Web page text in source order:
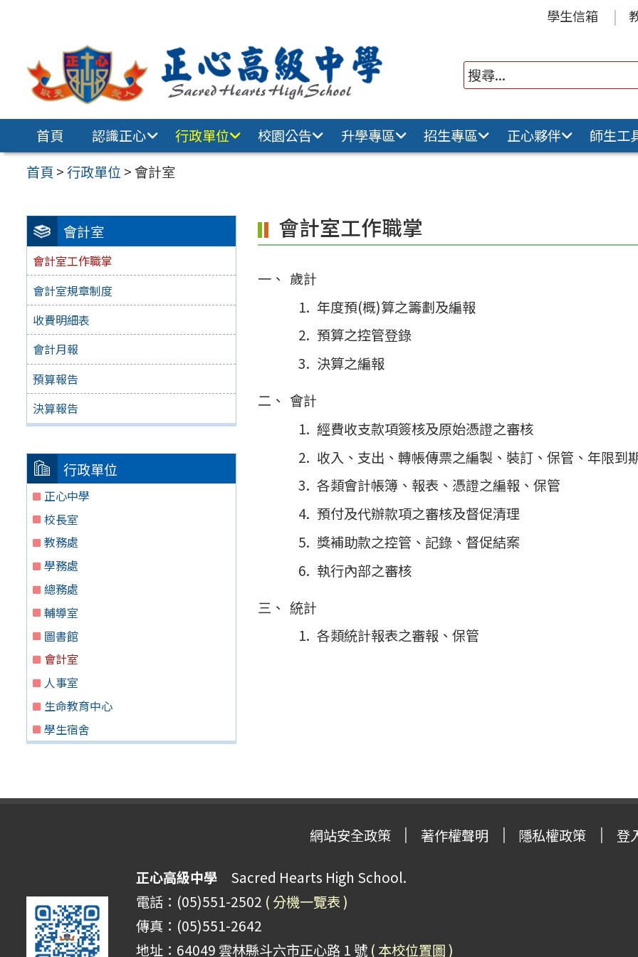
學生信箱
首頁 認識正心 行政單位 校園公告 升學專區 招生專區 正心夥伴
師生工
首頁 >行政單位 >會計室
會計室
會計室工作職掌
會計室規章制度
收費明細表
會計月報
預算報告
決算報告
行政單位
正心中學
校長室
教務處
學務處
總務處
輔導室
圖書館
會計室
人事室
生命教育中心
學生宿舍
會計室工作職掌
歲計
年度預(概)算之籌劃及編報
預算之控管登錄
決算之編報
會計
經費收支款項簽核及原始憑證之審核
收入、支出、轉帳傳票之編製、裝訂、保管、年限到
各類會計帳簿、報表、憑證之編報、保管
預付及代辦款項之審核及督促清理
獎補助款之控管、記錄、督促結案
執行內部之審核
統計
各類統計報表之審報、保管
網站安全政策 著作權聲明 隱私權政策 登
正心高級中學Sacred Hearts High School.
電話：(05)551-2502 ( 分機一覽表 )
傳真：(05)551-2642
地址：64049 雲林縣斗六市正心路 1 號 ( 本校位置圖 )